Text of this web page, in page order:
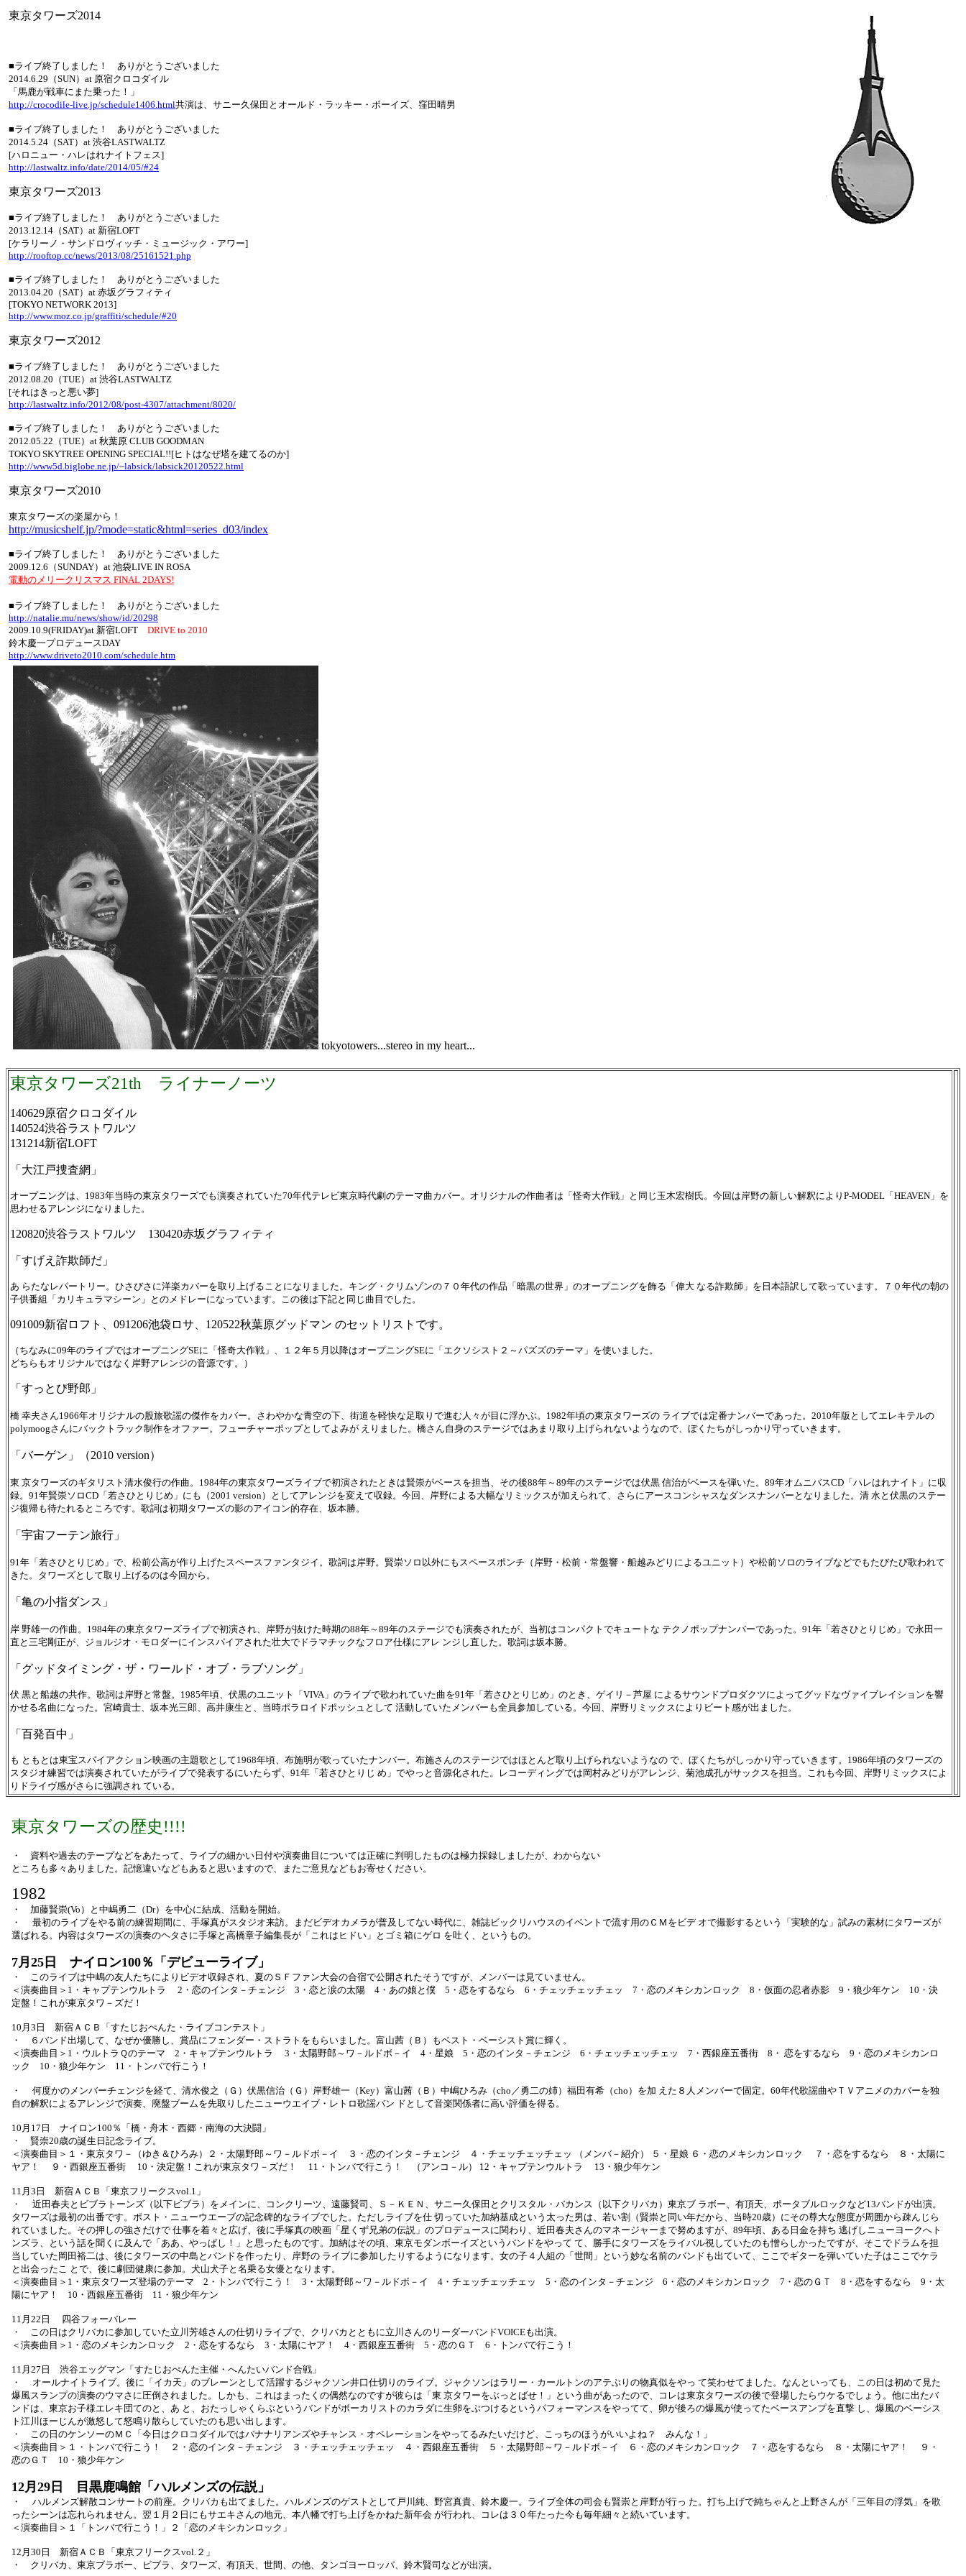
東京タワーズ2014
■ライブ終了しました！ ありがとうございました
2014.6.29（SUN）at 原宿クロコダイル
「馬鹿が戦車にまた乗った！」
http://crocodile-live.jp/schedule1406.html共演は、サニー久保田とオールド・ラッキー・ボーイズ、窪田晴男
■ライブ終了しました！ ありがとうございました
2014.5.24（SAT）at 渋谷LASTWALTZ
[ハロニュー・ハレはれナイトフェス]
http://lastwaltz.info/date/2014/05/#24
東京タワーズ2013
■ライブ終了しました！ ありがとうございました
2013.12.14（SAT）at 新宿LOFT
[ケラリーノ・サンドロヴィッチ・ミュージック・アワー]
http://rooftop.cc/news/2013/08/25161521.php
■ライブ終了しました！ ありがとうございました
2013.04.20（SAT）at 赤坂グラフィティ
[TOKYO NETWORK 2013]
http://www.moz.co.jp/graffiti/schedule/#20
東京タワーズ2012
■ライブ終了しました！ ありがとうございました
2012.08.20（TUE）at 渋谷LASTWALTZ
[それはきっと悪い夢]
http://lastwaltz.info/2012/08/post-4307/attachment/8020/
■ライブ終了しました！ ありがとうございました
2012.05.22（TUE）at 秋葉原 CLUB GOODMAN
TOKYO SKYTREE OPENING SPECIAL!![ヒトはなぜ塔を建てるのか]
http://www5d.biglobe.ne.jp/~labsick/labsick20120522.html
東京タワーズ2010
東京タワーズの楽屋から！
http://musicshelf.jp/?mode=static&html=series_d03/index
■ライブ終了しました！ ありがとうございました
2009.12.6（SUNDAY）at 池袋LIVE IN ROSA
電動のメリークリスマス FINAL 2DAYS!
■ライブ終了しました！ ありがとうございました
http://natalie.mu/news/show/id/20298
2009.10.9(FRIDAY)at 新宿LOFT DRIVE to 2010
鈴木慶一プロデュースDAY
http://www.driveto2010.com/schedule.htm
tokyotowers...stereo in my heart...
東京タワーズ21th ライナーノーツ
140629原宿クロコダイル
140524渋谷ラストワルツ
131214新宿LOFT
「大江戸捜査網」
オープニングは、1983年当時の東京タワーズでも演奏されていた70年代テレビ東京時代劇のテーマ曲カバー。オリジナルの作曲者は「怪奇大作戦」と同じ玉木宏樹氏。今回は岸野の新しい解釈によりP-MODEL「HEAVEN」を
思わせるアレンジになりました。
120820渋谷ラストワルツ 130420赤坂グラフィティ
「すげえ詐欺師だ」
あ らたなレパートリー。ひさびさに洋楽カバーを取り上げることになりました。キング・クリムゾンの７０年代の作品「暗黒の世界」のオープニングを飾る「偉大 なる詐欺師」を日本語訳して歌っています。７０年代の朝の
子供番組「カリキュラマシーン」とのメドレーになっています。この後は下記と同じ曲目でした。
091009新宿ロフト、091206池袋ロサ、120522秋葉原グッドマン のセットリストです。
（ちなみに09年のライブではオープニングSEに「怪奇大作戦」、１２年５月以降はオープニングSEに「エクソシスト２～パズズのテーマ」を使いました。
どちらもオリジナルではなく岸野アレンジの音源です。）
「すっとび野郎」
橋 幸夫さん1966年オリジナルの股旅歌謡の傑作をカバー。さわやかな青空の下、街道を軽快な足取りで進む人々が目に浮かぶ。1982年頃の東京タワーズの ライブでは定番ナンバーであった。2010年版としてエレキテルの
polymoogさんにバックトラック制作をオファー。フューチャーポップとしてよみが えりました。橋さん自身のステージではあまり取り上げられないようなので、ぼくたちがしっかり守っていきます。
「バーゲン」（2010 version）
東 京タワーズのギタリスト清水俊行の作曲。1984年の東京タワーズライブで初演されたときは賢崇がベースを担当、その後88年～89年のステージでは伏黒 信治がベースを弾いた。89年オムニバスCD「ハレはれナイト」に収
録。91年賢崇ソロCD「若さひとりじめ」にも（2001 version）としてアレンジを変えて収録。今回、岸野による大幅なリミックスが加えられて、さらにアースコンシャスなダンスナンバーとなりました。清 水と伏黒のステー
ジ復帰も待たれるところです。歌詞は初期タワーズの影のアイコン的存在、坂本勝。
「宇宙フーテン旅行」
91年「若さひとりじめ」で、松前公高が作り上げたスペースファンタジイ。歌詞は岸野。賢崇ソロ以外にもスペースポンチ（岸野・松前・常盤響・船越みどりによるユニット）や松前ソロのライブなどでもたびたび歌われて
きた。タワーズとして取り上げるのは今回から。
「亀の小指ダンス」
岸 野雄一の作曲。1984年の東京タワーズライブで初演され、岸野が抜けた時期の88年～89年のステージでも演奏されたが、当初はコンパクトでキュートな テクノポップナンバーであった。91年「若さひとりじめ」で永田一
直と三宅剛正が、ジョルジオ・モロダーにインスパイアされた壮大でドラマチックなフロア仕様にアレ ンジし直した。歌詞は坂本勝。
「グッドタイミング・ザ・ワールド・オブ・ラブソング」
伏 黒と船越の共作。歌詞は岸野と常盤。1985年頃、伏黒のユニット「VIVA」のライブで歌われていた曲を91年「若さひとりじめ」のとき、ゲイリ－芦屋 によるサウンドプロダクツによってグッドなヴァイブレイションを響
かせる名曲になった。宮崎貴士、坂本光三郎、高井康生と、当時ポラロイドポッシュとして 活動していたメンバーも全員参加している。今回、岸野リミックスによりビート感が出ました。
「百発百中」
も ともとは東宝スパイアクション映画の主題歌として1968年頃、布施明が歌っていたナンバー。布施さんのステージではほとんど取り上げられないようなの で、ぼくたちがしっかり守っていきます。1986年頃のタワーズの
スタジオ練習では演奏されていたがライブで発表するにいたらず、91年「若さひとりじ め」でやっと音源化された。レコーディングでは岡村みどりがアレンジ、菊池成孔がサックスを担当。これも今回、岸野リミックスによ
りドライヴ感がさらに強調され ている。
東京タワーズの歴史!!!!
・ 資料や過去のテープなどをあたって、ライブの細かい日付や演奏曲目については正確に判明したものは極力採録しましたが、わからない
ところも多々ありました。記憶違いなどもあると思いますので、またご意見などもお寄せください。
1982
・ 加藤賢崇(Vo）と中嶋勇二（Dr）を中心に結成、活動を開始。
・ 最初のライブをやる前の練習期間に、手塚真がスタジオ来訪。まだビデオカメラが普及してない時代に、雑誌ビックリハウスのイベントで流す用のＣＭをビデ オで撮影するという「実験的な」試みの素材にタワーズが
選ばれる。内容はタワーズの演奏のヘタさに手塚と高橋章子編集長が「これはヒドい」とゴミ箱にゲロ を吐く、というもの。
7月25日 ナイロン100％「デビューライブ」
・ このライブは中嶋の友人たちによりビデオ収録され、夏のＳＦファン大会の合宿で公開されたそうですが、メンバーは見ていません。
＜演奏曲目＞1・キャプテンウルトラ 2・恋のインタ－チェンジ 3・恋と涙の太陽 4・あの娘と僕 5・恋をするなら 6・チェッチェッチェッ 7・恋のメキシカンロック 8・仮面の忍者赤影 9・狼少年ケン 10・決
定盤！これが東京タワ－ズだ！
10月3日 新宿ＡＣＢ「すたじおぺんた・ライブコンテスト」
・ ６バンド出場して、なぜか優勝し、賞品にフェンダー・ストラトをもらいました。富山茜（Ｂ）もベスト・ベーシスト賞に輝く。
＜演奏曲目＞1・ウルトラＱのテーマ 2・キャプテンウルトラ 3・太陽野郎～ワ－ルドボ－イ 4・星娘 5・恋のインタ－チェンジ 6・チェッチェッチェッ 7・西銀座五番街 8・ 恋をするなら 9・恋のメキシカンロ
ック 10・狼少年ケン 11・トンバで行こう！
・ 何度かのメンバーチェンジを経て、清水俊之（Ｇ）伏黒信治（Ｇ）岸野雄一（Key）富山茜（Ｂ）中嶋ひろみ（cho／勇二の姉）福田有希（cho）を加 えた８人メンバーで固定。60年代歌謡曲やＴＶアニメのカバーを独
自の解釈によるアレンジで演奏、廃盤ブームを先取りしたニューウエイブ・レトロ歌謡バン ドとして音楽関係者に高い評価を得る。
10月17日 ナイロン100％「橋・舟木・西郷・南海の大決闘」
・ 賢崇20歳の誕生日記念ライブ。
＜演奏曲目＞１・東京タワ－（ゆき＆ひろみ）２・太陽野郎～ワ－ルドボ－イ ３・恋のインタ－チェンジ ４・チェッチェッチェッ （メンバ－紹介） ５・星娘 ６・恋のメキシカンロック ７・恋をするなら ８・太陽に
ヤア！ ９・西銀座五番街 10・決定盤！これが東京タワ－ズだ！ 11・トンバで行こう！ （アンコ－ル） 12・キャプテンウルトラ 13・狼少年ケン
11月3日 新宿ＡＣＢ「東京フリークスvol.1」
・ 近田春夫とビブラトーンズ（以下ビブラ）をメインに、コンクリーツ、遠藤賢司、Ｓ－ＫＥＮ、サニー久保田とクリスタル・バカンス（以下クリバカ）東京ブ ラボー、有頂天、ポータブルロックなど13バンドが出演。
タワーズは最初の出番です。ポスト・ニューウエーブの記念碑的なライブでした。ただしライブを仕 切っていた加納基成という太った男は、若い割（賢崇と同い年だから、当時20歳）にその尊大な態度が周囲から疎んじら
れていました。その押しの強さだけで 仕事を着々と広げ、後に手塚真の映画「星くず兄弟の伝説」のプロデュースに関わり、近田春夫さんのマネージャーまで努めますが、89年頃、ある日金を持ち 逃げしニューヨークへト
ンズラ、という話を聞くに及んで「ああ、やっぱし！」と思ったものです。加納はその頃、東京モダンボーイズというバンドをやって て、勝手にタワーズをライバル視していたのも憎らしかったですが、そこでドラムを担
当していた岡田裕二は、後にタワーズの中島とバンドを作ったり、岸野の ライブに参加したりするようになります。女の子４人組の「世間」という妙な名前のバンドも出ていて、ここでギターを弾いていた子はここでケラ
と出会ったこ とで、後に劇団健康に参加。犬山犬子と名乗る女優となります。
＜演奏曲目＞1・東京タワーズ登場のテーマ 2・トンバで行こう！ 3・太陽野郎～ワ－ルドボ－イ 4・チェッチェッチェッ 5・恋のインタ－チェンジ 6・恋のメキシカンロック 7・恋のＧＴ 8・恋をするなら 9・太
陽にヤア！ 10・西銀座五番街 11・狼少年ケン
11月22日 四谷フォーバレー
・ この日はクリバカに参加していた立川芳雄さんの仕切りライブで、クリバカとともに立川さんのリーダーバンドVOICEも出演。
＜演奏曲目＞1・恋のメキシカンロック 2・恋をするなら 3・太陽にヤア！ 4・西銀座五番街 5・恋のＧＴ 6・トンバで行こう！
11月27日 渋谷エッグマン「すたじおぺんた主催・へんたいバンド合戦」
・ オールナイトライブ。後に「イカ天」のブレーンとして活躍するジャクソン井口仕切りのライブ。ジャクソンはラリー・カールトンのアテぶりの物真似をやっ て笑わせてました。なんといっても、この日は初めて見た
爆風スランプの演奏のウマさに圧倒されました。しかも、これはまったくの偶然なのですが彼らは「東 京タワーをぶっとばせ！」という曲があったので、コレは東京タワーズの後で登場したらウケるでしょう。他に出たバ
ンドは、東京お子様エレキ団てのと、あ と、おたっしゃくらぶというバンドがボーカリストのカラダに生卵をぶつけるというパフォーマンスをやってて、卵が後ろの爆風が使ってたベースアンプを直撃 し、爆風のベーシス
ト江川ほーじんが激怒して怒鳴り散らしていたのも思い出します。
・ この日のケンソーのＭＣ「今日はクロコダイルではバナナリアンズやチャンス・オペレーションをやってるみたいだけど、こっちのほうがいいよね？ みんな！」
＜演奏曲目＞１・トンバで行こう！ ２・恋のインタ－チェンジ ３・チェッチェッチェッ ４・西銀座五番街 ５・太陽野郎～ワ－ルドボ－イ ６・恋のメキシカンロック ７・恋をするなら ８・太陽にヤア！ ９・
恋のＧＴ 10・狼少年ケン
12月29日 目黒鹿鳴館「ハルメンズの伝説」
・ ハルメンズ解散コンサートの前座。クリバカも出てました。ハルメンズのゲストとして戸川純、野宮真貴、鈴木慶一。ライブ全体の司会も賢崇と岸野が行っ た。打ち上げで純ちゃんと上野さんが「三年目の浮気」を歌
ったシーンは忘れられません。翌１月２日にもサエキさんの地元、本八幡で打ち上げをかねた新年会 が行われ、コレは３０年たった今も毎年細々と続いています。
＜演奏曲目＞１「トンバで行こう！」２「恋のメキシカンロック」
12月30日 新宿ＡＣＢ「東京フリークスvol.２」
・ クリバカ、東京ブラボー、ビブラ、タワーズ、有頂天、世間、の他、タンゴヨーロッパ、鈴木賢司などが出演。